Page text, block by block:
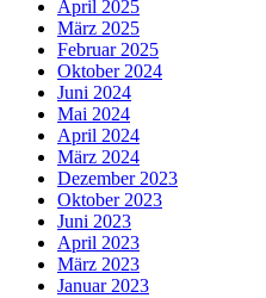
April 2025
März 2025
Februar 2025
Oktober 2024
Juni 2024
Mai 2024
April 2024
März 2024
Dezember 2023
Oktober 2023
Juni 2023
April 2023
März 2023
Januar 2023